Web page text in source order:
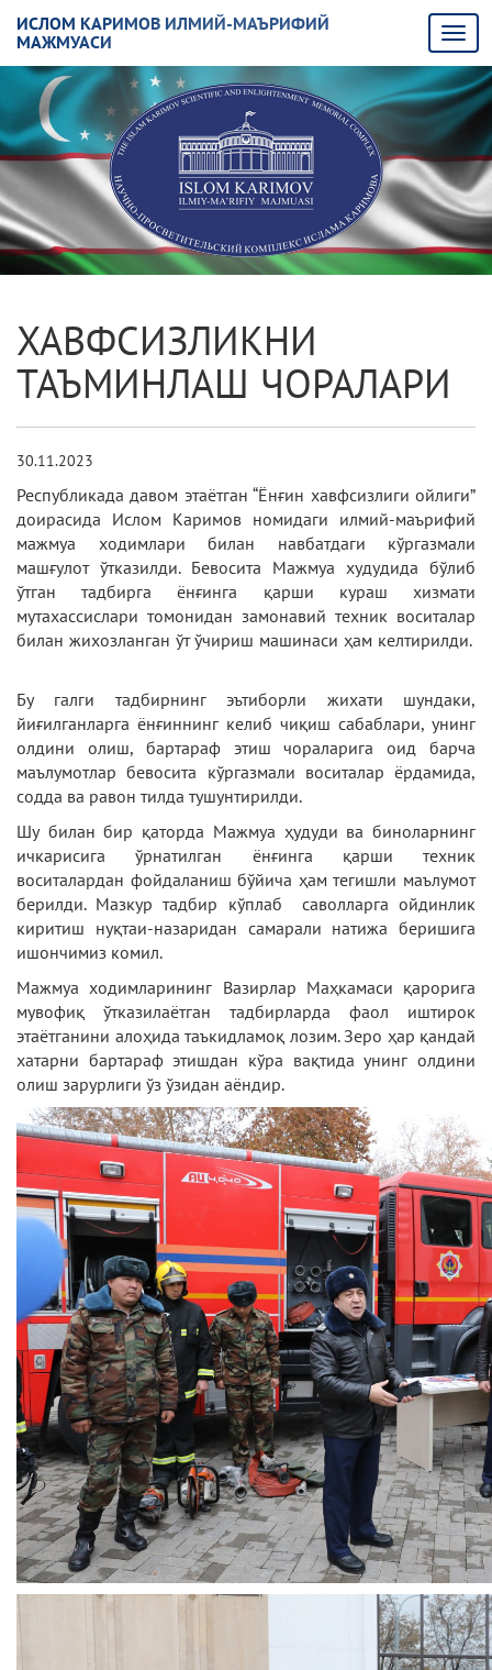
ИСЛОМ КАРИМОВ ИЛМИЙ-МАЪРИФИЙ
МАЖМУАСИ
ХАВФСИЗЛИКНИ
ТАЪМИНЛАШ ЧОРАЛАРИ
30.11.2023
Республикада давом этаётган “Ёнғин хавфсизлиги ойлиги”
доирасида Ислом Каримов номидаги илмий-маърифий
мажмуа ходимлари билан навбатдаги кўргазмали
машғулот ўтказилди. Бевосита Мажмуа худудида бўлиб
ўтган тадбирга ёнғинга қарши кураш хизмати
мутахассислари томонидан замонавий техник воситалар
билан жихозланган ўт ўчириш машинаси ҳам келтирилди.
Бу галги тадбирнинг эътиборли жихати шундаки,
йиғилганларга ёнғиннинг келиб чиқиш сабаблари, унинг
олдини олиш, бартараф этиш чораларига оид барча
маълумотлар бевосита кўргазмали воситалар ёрдамида,
содда ва равон тилда тушунтирилди.
Шу билан бир қаторда Мажмуа ҳудуди ва биноларнинг
ичкарисига ўрнатилган ёнғинга қарши техник
воситалардан фойдаланиш бўйича ҳам тегишли маълумот
берилди. Мазкур тадбир кўплаб саволларга ойдинлик
киритиш нуқтаи-назаридан самарали натижа беришига
ишончимиз комил.
Мажмуа ходимларининг Вазирлар Маҳкамаси қарорига
мувофиқ ўтказилаётган тадбирларда фаол иштирок
этаётганини алоҳида таъкидламоқ лозим. Зеро ҳар қандай
хатарни бартараф этишдан кўра вақтида унинг олдини
олиш зарурлиги ўз ўзидан аёндир.